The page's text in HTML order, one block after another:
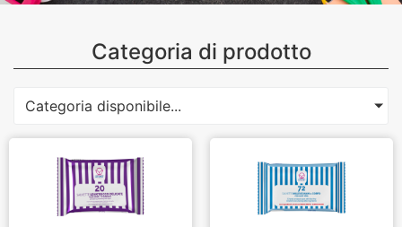
Categoria di prodotto
Categoria disponibile...